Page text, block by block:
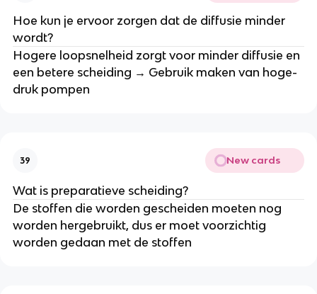
Hoe kun je ervoor zorgen dat de diffusie minder
wordt?
Hogere loopsnelheid zorgt voor minder diffusie en
een betere scheiding → Gebruik maken van hoge-
druk pompen
39 New cards
Wat is preparatieve scheiding?
De stoffen die worden gescheiden moeten nog
worden hergebruikt, dus er moet voorzichtig
worden gedaan met de stoffen